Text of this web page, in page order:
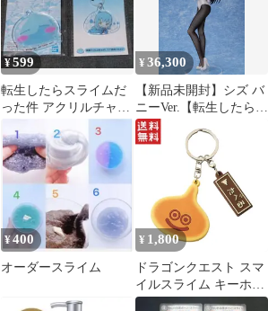
¥599
転生したらスライムだ
った件 アクリルチャー
ム 2種セット(未開封品)
¥36,300
【新品未開封】シズ バ
ニーVer.【転生したらス
ライムだった件】【箱
あり】【正規品】グッ
ドスマイルカンパニー
グッスマ GSC
¥400
オーダースライム
¥ 1,800
ドラゴンクエスト スマ
イルスライム キーホル
ダー スライムパンケー